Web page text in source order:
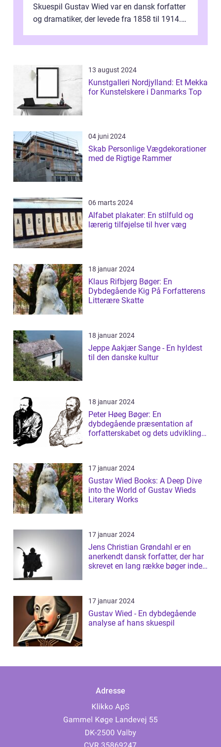
Skuespil Gustav Wied var en dansk forfatter
og dramatiker, der levede fra 1858 til 1914.
13 august 2024
Kunstgalleri Nordjylland: Et Mekka
for Kunstelskere i Danmarks Top
04 juni 2024
Skab Personlige Vægdekorationer
med de Rigtige Rammer
06 marts 2024
Alfabet plakater: En stilfuld og
lærerig tilføjelse til hver væg
18 januar 2024
Klaus Rifbjerg Bøger: En
Dybdegående Kig På Forfatterens
Litterære Skatte
18 januar 2024
Jeppe Aakjær Sange - En hyldest
til den danske kultur
18 januar 2024
Peter Høeg Bøger: En
dybdegående præsentation af
forfatterskabet og dets udvikling
17 januar 2024
Gustav Wied Books: A Deep Dive
into the World of Gustav Wieds
Literary Works
17 januar 2024
Jens Christian Grøndahl er en
anerkendt dansk forfatter, der har
skrevet en lang række bøger inden
17 januar 2024
Gustav Wied - En dybdegående
analyse af hans skuespil
Adresse